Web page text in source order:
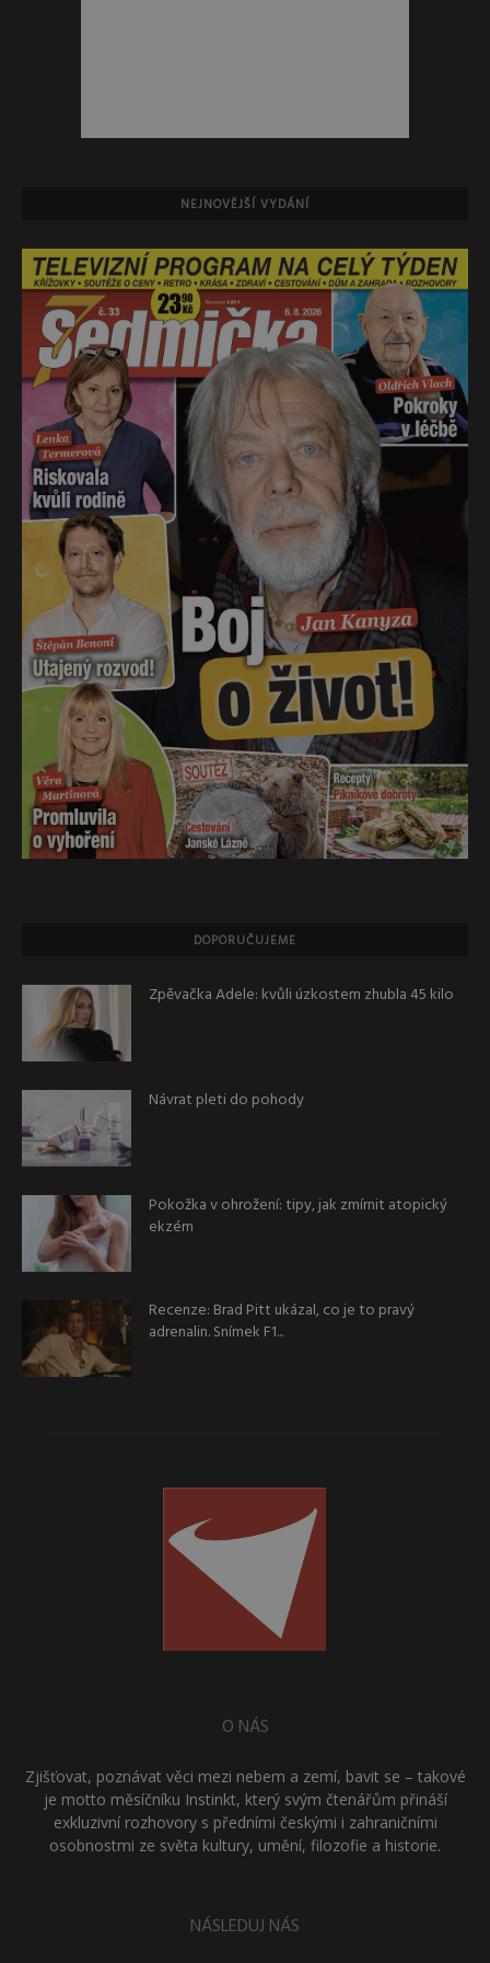
NEJNOVĚJŠÍ VYDÁNÍ
DOPORUČUJEME
Zpěvačka Adele: kvůli úzkostem zhubla 45 kilo
Návrat pleti do pohody
Pokožka v ohrožení: tipy, jak zmírnit atopický
ekzém
Recenze: Brad Pitt ukázal, co je to pravý
adrenalin. Snímek F1...
O NÁS
Zjišťovat, poznávat věci mezi nebem a zemí, bavit se – takové
je motto měsíčníku Instinkt, který svým čtenářům přináší
exkluzivní rozhovory s předními českými i zahraničními
osobnostmi ze světa kultury, umění, filozofie a historie.
NÁSLEDUJ NÁS